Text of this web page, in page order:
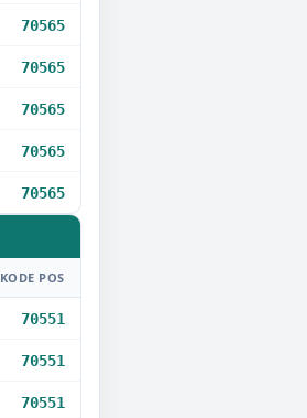
70565
70565
70565
70565
70565
KODE POS
70551
70551
70551